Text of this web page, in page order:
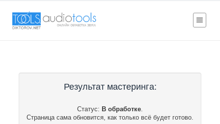
Результат мастеринга:
Статус: В обработке.
Страница сама обновится, как только всё будет готово.